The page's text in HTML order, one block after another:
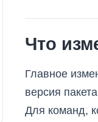
Что
Главное
версия
Для команд,